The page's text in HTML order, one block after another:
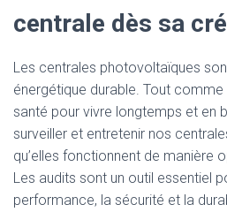
centrale dès sa
Les centrales photovoltaïques
énergétique durable. Tout
santé pour vivre longtemps et en
surveiller et entretenir nos
qu’elles fonctionnent de manière
Les audits sont un outil essentiel
performance, la sécurité et la